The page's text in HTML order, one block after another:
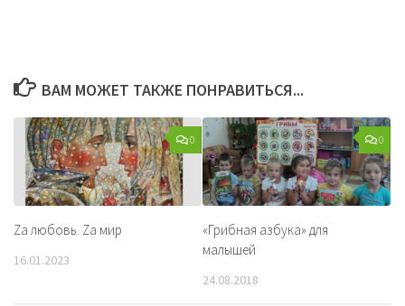
ВАМ МОЖЕТ ТАКЖЕ ПОНРАВИТЬСЯ...
0
Zа любовь. Zа мир
16.01.2023
0
«Грибная азбука» для
малышей
24.08.2018